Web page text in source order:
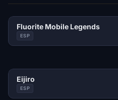
Fluorite Mobile Legends
ESP
Eijiro
ESP